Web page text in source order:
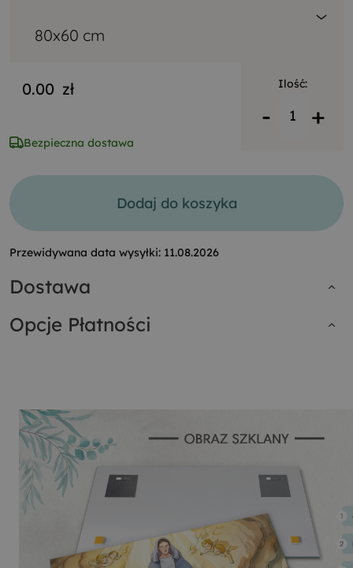
80x60 cm
0.00 zł
Bezpieczna dostawa
Ilość:
- +
Dodaj do koszyka
Przewidywana data wysyłki: 11.08.2026
Dostawa
Opcje Płatności